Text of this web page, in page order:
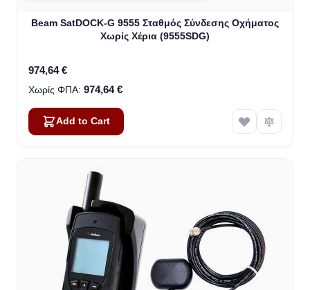
Beam SatDOCK-G 9555 Σταθμός Σύνδεσης Οχήματος
Χωρίς Χέρια (9555SDG)
974,64 €
974,64 €
Add to Cart